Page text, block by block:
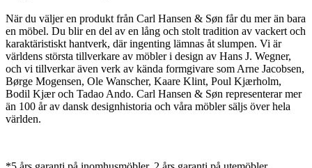
När du väljer en produkt från Carl Hansen & Søn får du mer än bara
en möbel. Du blir en del av en lång och stolt tradition av vackert och
karaktäristiskt hantverk, där ingenting lämnas åt slumpen. Vi är
världens största tillverkare av möbler i design av Hans J. Wegner,
och vi tillverkar även verk av kända formgivare som Arne Jacobsen,
Børge Mogensen, Ole Wanscher, Kaare Klint, Poul Kjærholm,
Bodil Kjær och Tadao Ando. Carl Hansen & Søn representerar mer
än 100 år av dansk designhistoria och våra möbler säljs över hela
världen.